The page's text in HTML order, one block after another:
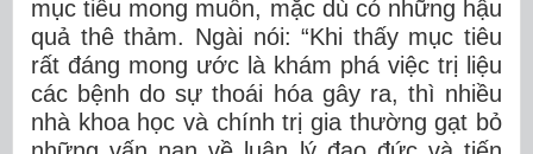
mục tiêu mong muốn, mặc dù có những hậu
quả thê thảm. Ngài nói: “Khi thấy mục tiêu
rất đáng mong ước là khám phá việc trị liệu
các bệnh do sự thoái hóa gây ra, thì nhiều
nhà khoa học và chính trị gia thường gạt bỏ